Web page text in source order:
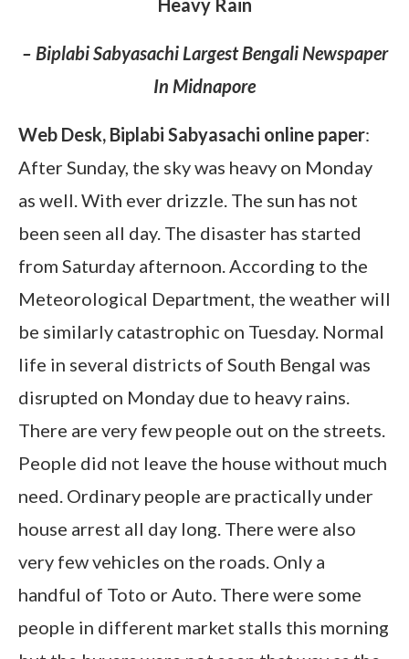
Heavy Rain
– Biplabi Sabyasachi Largest Bengali Newspaper
In Midnapore
Web Desk, Biplabi Sabyasachi online paper:
After Sunday, the sky was heavy on Monday
as well. With ever drizzle. The sun has not
been seen all day. The disaster has started
from Saturday afternoon. According to the
Meteorological Department, the weather will
be similarly catastrophic on Tuesday. Normal
life in several districts of South Bengal was
disrupted on Monday due to heavy rains.
There are very few people out on the streets.
People did not leave the house without much
need. Ordinary people are practically under
house arrest all day long. There were also
very few vehicles on the roads. Only a
handful of Toto or Auto. There were some
people in different market stalls this morning